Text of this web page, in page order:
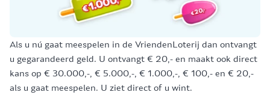
Als u nú gaat meespelen in de VriendenLoterij dan ontvangt
u gegarandeerd geld. U ontvangt € 20,- en maakt ook direct
kans op € 30.000,-, € 5.000,-, € 1.000,-, € 100,- en € 20,-
als u gaat meespelen. U ziet direct of u wint.